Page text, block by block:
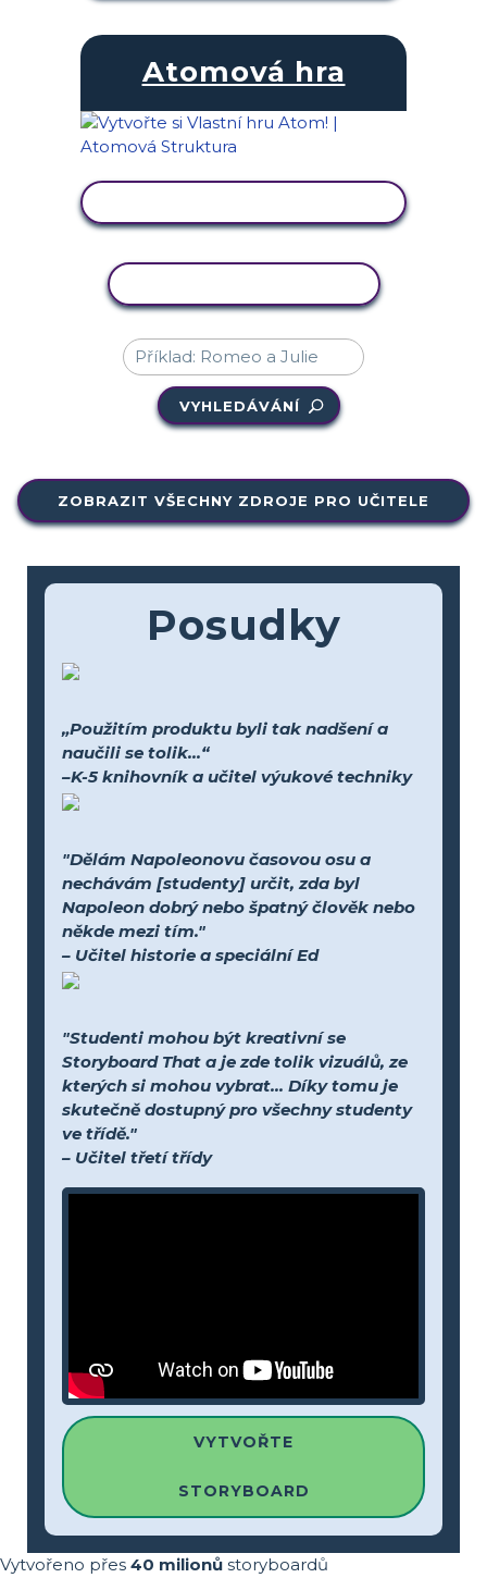
Atomová hra
VYHLEDÁVÁNÍ
ZOBRAZIT VŠECHNY ZDROJE PRO UČITELE
Posudky
„Použitím produktu byli tak nadšení a
naučili se tolik...“
–K-5 knihovník a učitel výukové techniky
"Dělám Napoleonovu časovou osu a
nechávám [studenty] určit, zda byl
Napoleon dobrý nebo špatný člověk nebo
někde mezi tím."
– Učitel historie a speciální Ed
"Studenti mohou být kreativní se
Storyboard That a je zde tolik vizuálů, ze
kterých si mohou vybrat... Díky tomu je
skutečně dostupný pro všechny studenty
ve třídě."
– Učitel třetí třídy
VYTVOŘTE
STORYBOARD
Vytvořeno přes 40 milionů storyboardů